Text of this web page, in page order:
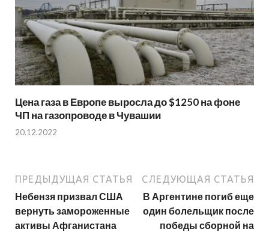
Цена газа в Европе выросла до $1250 на фоне
ЧП на газопроводе в Чувашии
20.12.2022
ПРЕДЫДУЩАЯ СТАТЬЯ
Небензя призвал США
вернуть замороженные
активы Афганистана
СЛЕДУЮЩАЯ СТАТЬЯ
В Аргентине погиб еще
один болельщик после
победы сборной на